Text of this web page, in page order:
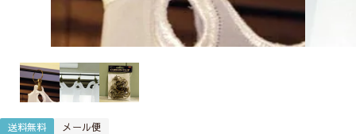
送料無料 メール便